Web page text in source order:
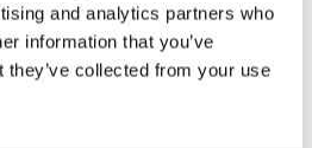
and analytics partners who
information that you’ve
they’ve collected from your use
увидеть только вы. Ни
знают, кто отправил тест. На
результаты будут